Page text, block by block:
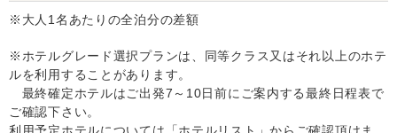
※大人1名あたりの全泊分の差額
※ホテルグレード選択プランは、同等クラス又はそれ以上のホテ
ルを利用することがあります。
最終確定ホテルはご出発7～10日前にご案内する最終日程表で
ご確認下さい。
利用予定ホテルについては「ホテルリスト」からご確認頂けま